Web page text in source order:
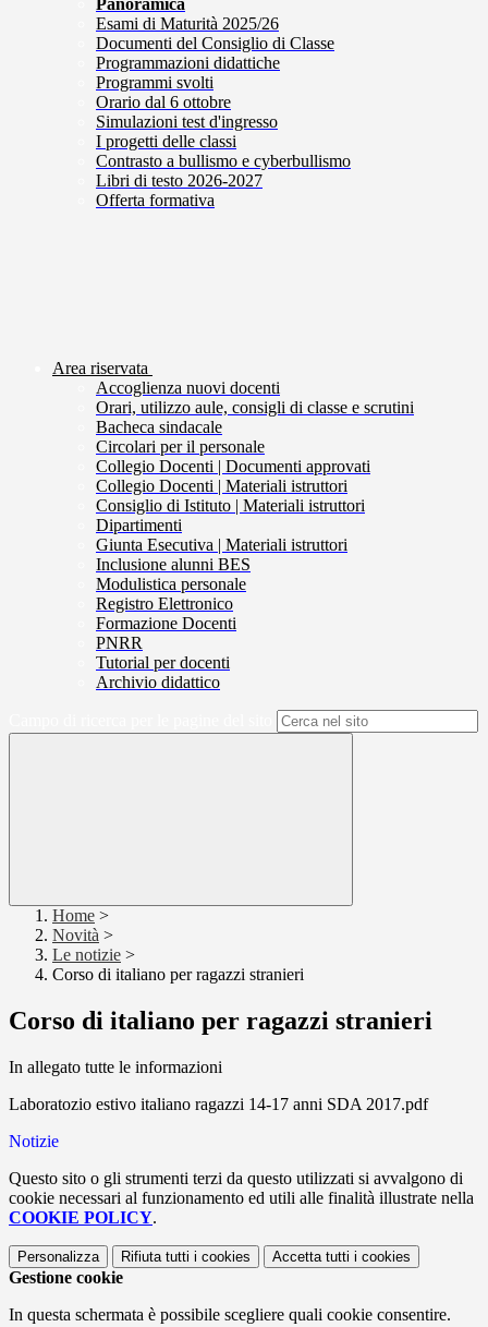
Panoramica
Esami di Maturità 2025/26
Documenti del Consiglio di Classe
Programmazioni didattiche
Programmi svolti
Orario dal 6 ottobre
Simulazioni test d'ingresso
I progetti delle classi
Contrasto a bullismo e cyberbullismo
Libri di testo 2026-2027
Offerta formativa
Area riservata
Accoglienza nuovi docenti
Orari, utilizzo aule, consigli di classe e scrutini
Bacheca sindacale
Circolari per il personale
Collegio Docenti | Documenti approvati
Collegio Docenti | Materiali istruttori
Consiglio di Istituto | Materiali istruttori
Dipartimenti
Giunta Esecutiva | Materiali istruttori
Inclusione alunni BES
Modulistica personale
Registro Elettronico
Formazione Docenti
PNRR
Tutorial per docenti
Archivio didattico
Home >
Novità >
Le notizie >
Corso di italiano per ragazzi stranieri
Corso di italiano per ragazzi stranieri
In allegato tutte le informazioni
Laboratozio estivo italiano ragazzi 14-17 anni SDA 2017.pdf
Notizie
Questo sito o gli strumenti terzi da questo utilizzati si avvalgono di
cookie necessari al funzionamento ed utili alle finalità illustrate nella
COOKIE POLICY.
Personalizza Rifiuta tutti i cookies Accetta tutti i cookies
Gestione cookie
In questa schermata è possibile scegliere quali cookie consentire.